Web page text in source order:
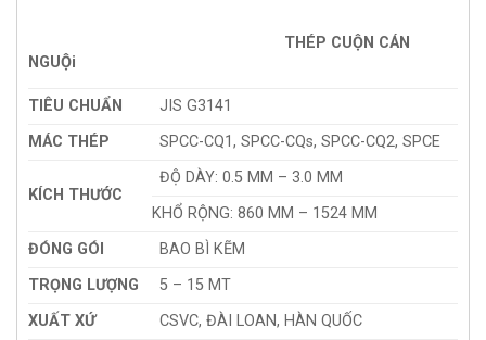
THÉP CUỘN CÁN
NGUỘi
TIÊU CHUẨN
JIS G3141
MÁC THÉP
SPCC-CQ1, SPCC-CQs, SPCC-CQ2, SPCE
KÍCH THƯỚC
ĐỘ DÀY: 0.5 MM – 3.0 MM
KHỔ RỘNG: 860 MM – 1524 MM
ĐÓNG GÓI
BAO BÌ KẼM
TRỌNG LƯỢNG
5 – 15 MT
XUẤT XỨ
CSVC, ĐÀI LOAN, HÀN QUỐC